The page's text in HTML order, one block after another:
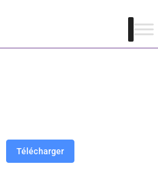
Télécharger